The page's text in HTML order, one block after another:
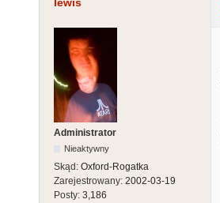
lewis
Administrator
Nieaktywny
Skąd: Oxford-Rogatka
Zarejestrowany: 2002-03-19
Posty: 3,186